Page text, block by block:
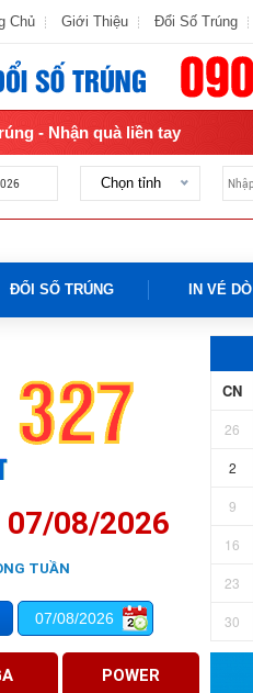
Chủ Giới Thiệu Đổi Số Trúng
- Nhận quà liền tay
Chọn tỉnh
ĐỔI SỐ TRÚNG IN VÉ DÒ
07/08/2026
TUẦN
07/08/2026
POWER
CN
26
2
9
16
23
30